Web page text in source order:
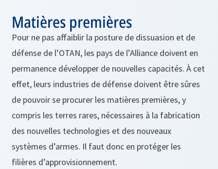
Matières premières
Pour ne pas affaiblir la posture de dissuasion et de
défense de l’OTAN, les pays de l’Alliance doivent en
permanence développer de nouvelles capacités. À cet
effet, leurs industries de défense doivent être sûres
de pouvoir se procurer les matières premières, y
compris les terres rares, nécessaires à la fabrication
des nouvelles technologies et des nouveaux
systèmes d’armes. Il faut donc en protéger les
filières d’approvisionnement.